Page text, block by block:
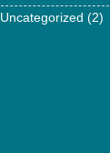
Uncategorized (2)